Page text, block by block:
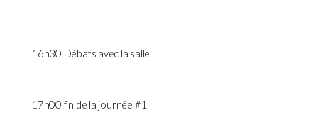
16h30 Débats avec la salle
17h00 fin de la journée #1